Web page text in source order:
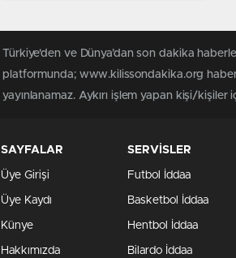
Türkiye'den ve Dünya’dan son dakika
platformunda; www.kilissondakika.org haber
yayınlanamaz. Aykırı işlem yapan kişi/
SAYFALAR
Üye Girişi
Üye Kaydı
Künye
Hakkımızda
SERVİSLER
Futbol İddaa
Basketbol İddaa
Hentbol İddaa
Bilardo İddaa